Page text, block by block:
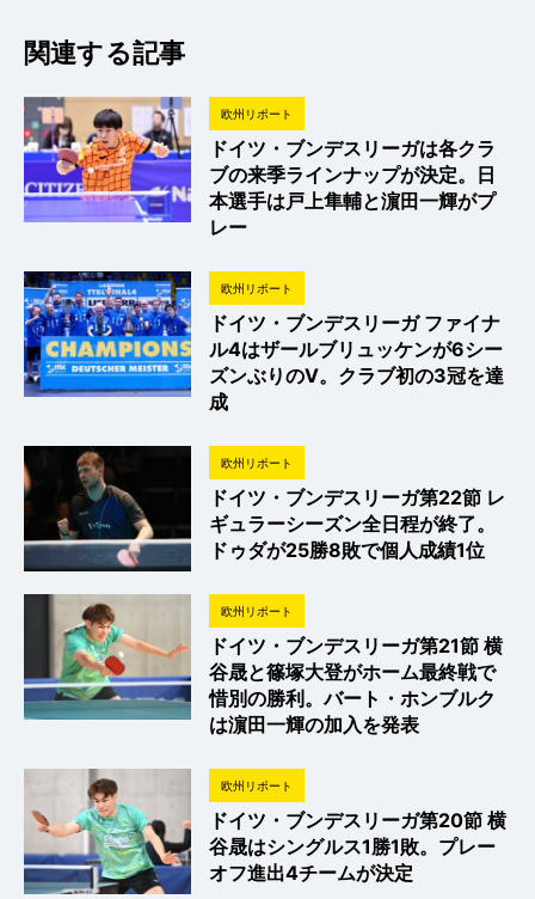
関連する記事
欧州リポート
ドイツ・ブンデスリーガは各クラ
ブの来季ラインナップが決定。日
本選手は戸上隼輔と濵田一輝がプ
レー
欧州リポート
ドイツ・ブンデスリーガ ファイナ
ル4はザールブリュッケンが6シー
ズンぶりのV。クラブ初の3冠を達
成
欧州リポート
ドイツ・ブンデスリーガ第22節 レ
ギュラーシーズン全日程が終了。
ドゥダが25勝8敗で個人成績1位
欧州リポート
ドイツ・ブンデスリーガ第21節 横
谷晟と篠塚大登がホーム最終戦で
惜別の勝利。バート・ホンブルク
は濵田一輝の加入を発表
欧州リポート
ドイツ・ブンデスリーガ第20節 横
谷晟はシングルス1勝1敗。プレー
オフ進出4チームが決定